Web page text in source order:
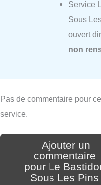
Service
Sous
ouvert
non
Pas de commentaire pour ce
service.
Ajouter un
commentaire
pour Le
Sous Les Pins